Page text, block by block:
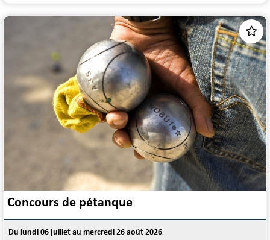
Concours de pétanque
Du lundi 06 juillet au mercredi 26 août 2026